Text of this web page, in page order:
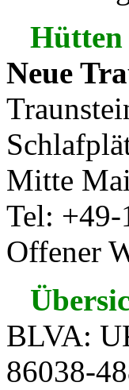
Hütten
Neue
Mitte
Tel: +49-
Offener
BLVA:
86038-